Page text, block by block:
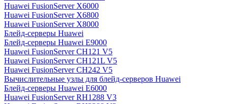
Huawei FusionServer X6000
Huawei FusionServer X6800
Huawei FusionServer X8000
Блейд-серверы Huawei
Блейд-серверы Huawei E9000
Huawei FusionServer CH121 V5
Huawei FusionServer CH121L V5
Huawei FusionServer CH242 V5
Вычислительные узлы для блейд-серверов Huawei
Блейд-серверы Huawei E6000
Huawei FusionServer RH1288 V3